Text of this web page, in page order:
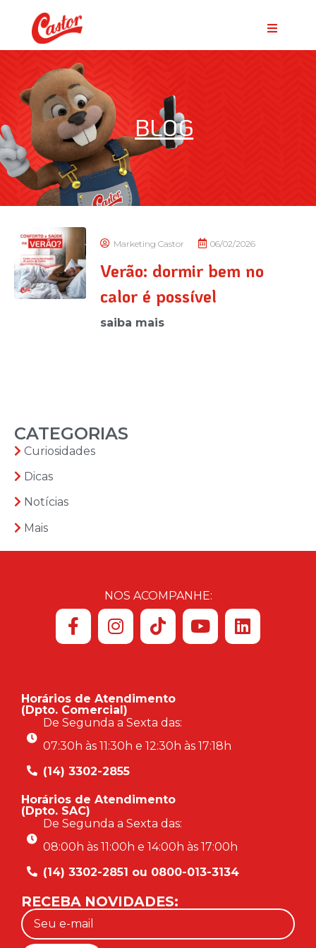
BLOG
Marketing Castor 06/02/2026
Verão: dormir bem no
calor é possível
saiba mais
CATEGORIAS
Curiosidades
Dicas
Notícias
Mais
NOS ACOMPANHE:
Horários de Atendimento
(Dpto. Comercial)
De Segunda a Sexta das:
07:30h às 11:30h e 12:30h às 17:18h
(14) 3302-2855
Horários de Atendimento
(Dpto. SAC)
De Segunda a Sexta das:
08:00h às 11:00h e 14:00h às 17:00h
(14) 3302-2851 ou 0800-013-3134
RECEBA NOVIDADES: